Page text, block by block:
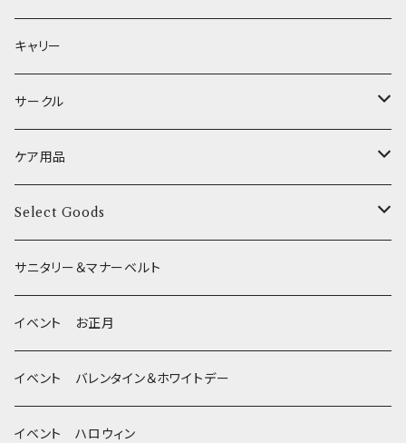
XSサイズ(テープ幅1.0cm) _ ハーネス&リードセット
XSサイズ(テープ幅1.0cm) _ 首輪
etc.
季節限定 お正月
季節限定 バレンタイン&ホワイトデー
季節限定 夏
季節限定 ハロウィン
季節限定 クリスマス
Wonderful Kitchen / (旧)P-ball
MEAT
グルテンフリー！ _ DOG TREE
食糞防止
給水器
食器台
カドラー／ベッド
トイレ
キャリー
サークル
サークル
サークルカバー
ケア用品
ブラシ類
デンタルケア
除菌・抗菌・消臭
耳
静電気防止スプレー
Select Goods
Bichon Frise
サニタリー＆マナーベルト
イベント お正月
イベント バレンタイン＆ホワイトデー
イベント ハロウィン